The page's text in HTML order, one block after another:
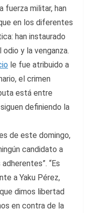
fuerza militar, han
en los diferentes
han instaurado
y la venganza.
le fue atribuido a
el crimen
está entre
definiendo la
de este domingo,
candidato a
“Es
a Yaku Pérez,
dimos libertad
en contra de la